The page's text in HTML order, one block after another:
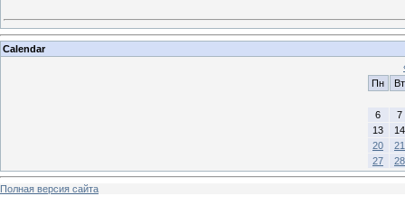
Calendar
Пн
Вт
6
7
13
14
20
21
27
28
Полная версия сайта